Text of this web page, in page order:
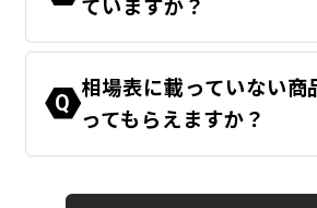
Q
相場表に載っていない商
ってもらえますか？